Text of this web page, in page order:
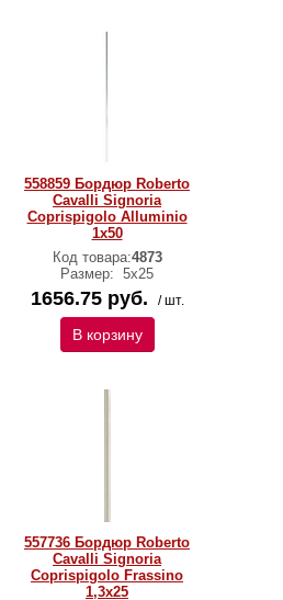
558859 Бордюр Roberto
Cavalli Signoria
Coprispigolo Alluminio
1x50
Код товара:4873
Размер: 5x25
1656.75 руб. / шт.
В корзину
557736 Бордюр Roberto
Cavalli Signoria
Coprispigolo Frassino
1,3x25